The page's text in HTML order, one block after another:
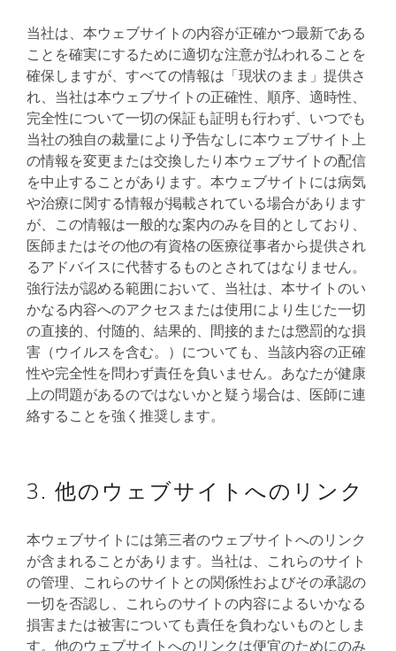
当社は、本ウェブサイトの内容が正確かつ最新である
ことを確実にするために適切な注意が払われることを
確保しますが、すべての情報は「現状のまま」提供さ
れ、当社は本ウェブサイトの正確性、順序、適時性、
完全性について一切の保証も証明も行わず、いつでも
当社の独自の裁量により予告なしに本ウェブサイト上
の情報を変更または交換したり本ウェブサイトの配信
を中止することがあります。本ウェブサイトには病気
や治療に関する情報が掲載されている場合があります
が、この情報は一般的な案内のみを目的としており、
医師またはその他の有資格の医療従事者から提供され
るアドバイスに代替するものとされてはなりません。
強行法が認める範囲において、当社は、本サイトのい
かなる内容へのアクセスまたは使用により生じた一切
の直接的、付随的、結果的、間接的または懲罰的な損
害（ウイルスを含む。）についても、当該内容の正確
性や完全性を問わず責任を負いません。あなたが健康
上の問題があるのではないかと疑う場合は、医師に連
絡することを強く推奨します。
3. 他のウェブサイトへのリンク
本ウェブサイトには第三者のウェブサイトへのリンク
が含まれることがあります。当社は、これらのサイト
の管理、これらのサイトとの関係性およびその承認の
一切を否認し、これらのサイトの内容によるいかなる
損害または被害についても責任を負わないものとしま
す。他のウェブサイトへのリンクは便宜のためにのみ